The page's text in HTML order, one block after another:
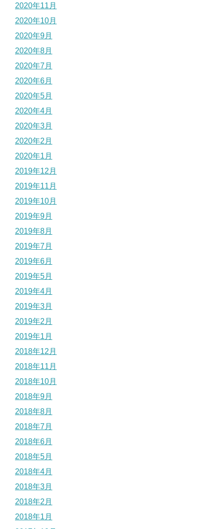
2020年11月
2020年10月
2020年9月
2020年8月
2020年7月
2020年6月
2020年5月
2020年4月
2020年3月
2020年2月
2020年1月
2019年12月
2019年11月
2019年10月
2019年9月
2019年8月
2019年7月
2019年6月
2019年5月
2019年4月
2019年3月
2019年2月
2019年1月
2018年12月
2018年11月
2018年10月
2018年9月
2018年8月
2018年7月
2018年6月
2018年5月
2018年4月
2018年3月
2018年2月
2018年1月